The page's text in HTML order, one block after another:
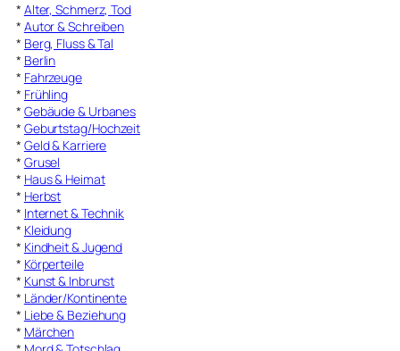
* Alter, Schmerz, Tod
* Autor & Schreiben
* Berg, Fluss & Tal
* Berlin
* Fahrzeuge
* Frühling
* Gebäude & Urbanes
* Geburtstag/Hochzeit
* Geld & Karriere
* Grusel
* Haus & Heimat
* Herbst
* Internet & Technik
* Kleidung
* Kindheit & Jugend
* Körperteile
* Kunst & Inbrunst
* Länder/Kontinente
* Liebe & Beziehung
* Märchen